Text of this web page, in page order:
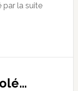
par la suite